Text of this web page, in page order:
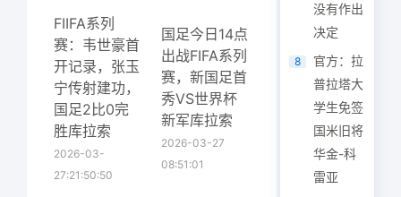
FIIFA系列
赛：韦世豪首
开记录，张玉
宁传射建功，
国足2比0完
胜库拉索
2026-03-
27:21:50:50
国足今日14点
出战FIFA系列
赛，新国足首
秀VS世界杯
新军库拉索
2026-03-27
08:51:01
没有作出
决定
8
官方：拉
普拉塔大
学生免签
国米旧将
华金-科
雷亚